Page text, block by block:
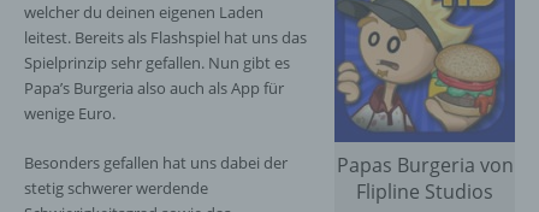
Papas Burgeria von
Flipline Studios
welcher du deinen eigenen Laden
leitest. Bereits als Flashspiel hat uns das
Spielprinzip sehr gefallen. Nun gibt es
Papa’s Burgeria also auch als App für
wenige Euro.
Besonders gefallen hat uns dabei der
stetig schwerer werdende